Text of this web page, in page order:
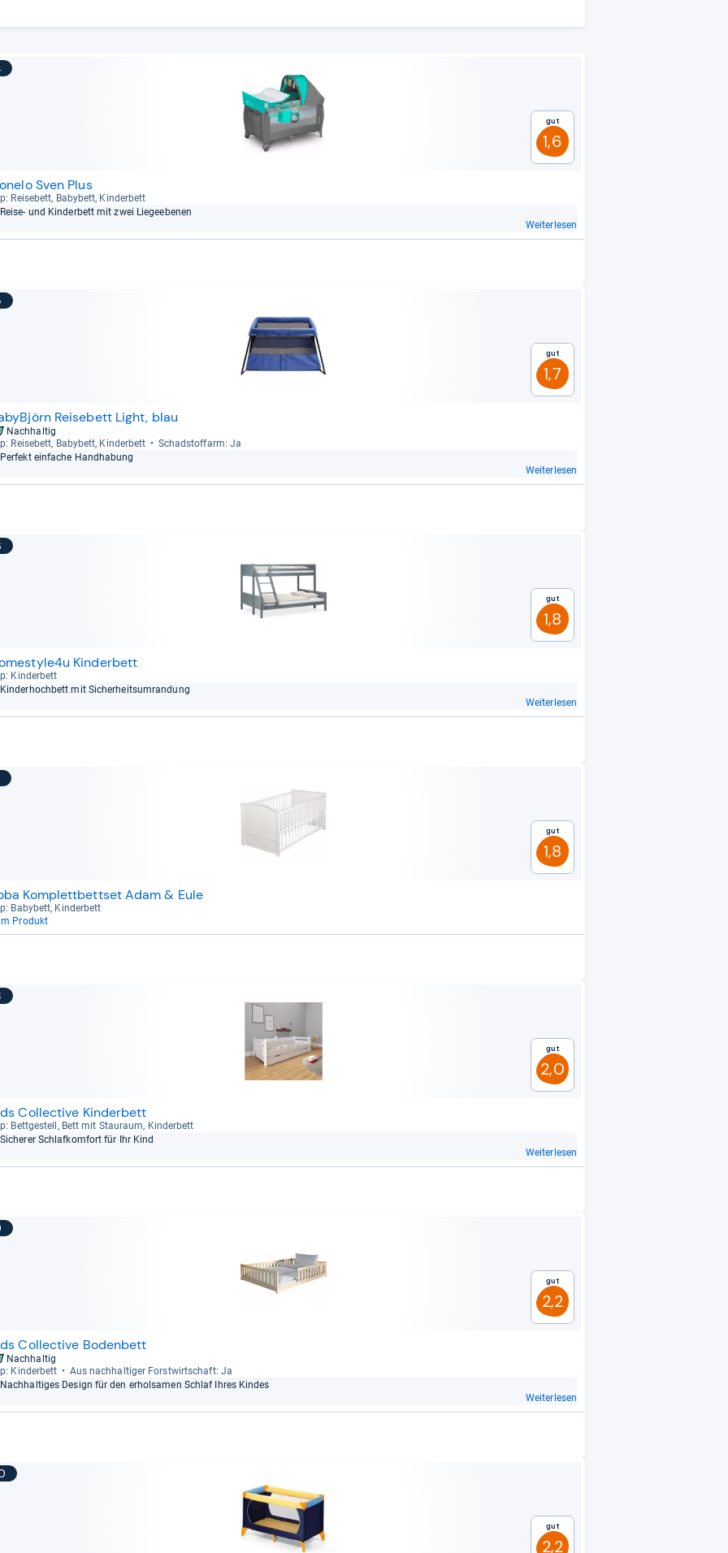
Gut
1,6
Sven Plus
Rei­se­bett, Baby­bett, Kin­der­bett
Reise-​ und Kin­der­bett mit zwei Lie­ge­ebe­nen
Weiterlesen
Gut
1,7
Reisebett Light, blau
Nachhaltig
Rei­se­bett, Baby­bett, Kin­der­bett
Schad­stoff­arm: Ja
Per­fekt ein­fa­che Hand­ha­bung
Weiterlesen
Gut
1,8
Kinderbett
Kin­der­bett
Kin­der­hoch­bett mit Sicher­heits­um­ran­dung
Weiterlesen
Gut
1,8
Komplettbettset Adam & Eule
Baby­bett, Kin­der­bett
Produkt
Gut
2,0
Collective Kinderbett
Bett­ge­stell, Bett mit Stau­raum, Kin­der­bett
Siche­rer Schlaf­kom­fort für Ihr Kind
Weiterlesen
Gut
2,2
Collective Bodenbett
Nachhaltig
Kin­der­bett
Aus nach­hal­ti­ger Forst­wirt­schaft: Ja
Nach­hal­ti­ges Design für den erhol­sa­men Schlaf Ihres Kin­des
Weiterlesen
Gut
2,2